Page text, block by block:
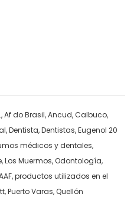
,Af do Brasil,Ancud,Calbuco,
,Dentista,Dentistas,Eugenol 20
médicos y dentales,
,Los Muermos,Odontología,
,productos utilizados en el
,Puerto Varas,Quellón